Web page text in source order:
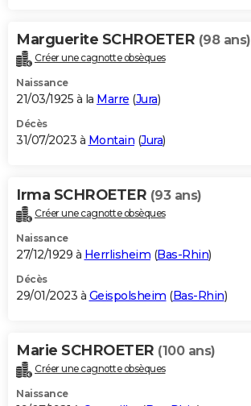
Marguerite SCHROETER (98 ans)
Créer une cagnotte obsèques
Naissance
21/03/1925 à la Marre (Jura)
Décès
31/07/2023 à Montain (Jura)
Irma SCHROETER (93 ans)
Créer une cagnotte obsèques
Naissance
27/12/1929 à Herrlisheim (Bas-Rhin)
Décès
29/01/2023 à Geispolsheim (Bas-Rhin)
Marie SCHROETER (100 ans)
Créer une cagnotte obsèques
Naissance